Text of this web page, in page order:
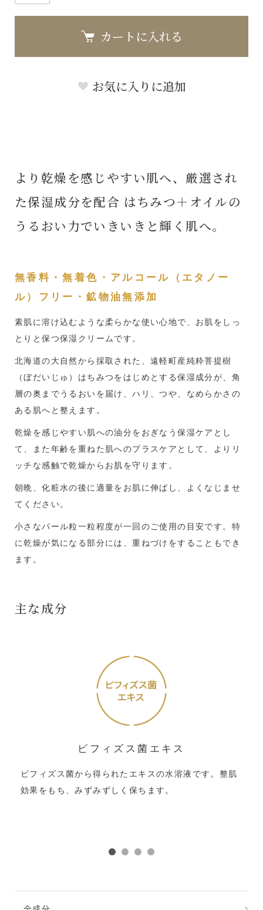
カートに入れる
お気に入りに追加
より乾燥を感じやすい肌へ、厳選され
た保湿成分を配合 はちみつ＋オイルの
うるおい力でいきいきと輝く肌へ。
無香料・無着色・アルコール（エタノー
ル）フリー・鉱物油無添加
素肌に溶け込むような柔らかな使い心地で、お肌をしっ
とりと保つ保湿クリームです。
北海道の大自然から採取された、遠軽町産純粋菩提樹
（ぼだいじゅ）はちみつをはじめとする保湿成分が、角
層の奥までうるおいを届け、ハリ、つや、なめらかさの
ある肌へと整えます。
乾燥を感じやすい肌への油分をおぎなう保湿ケアとし
て、また年齢を重ねた肌へのプラスケアとして、よりリ
ッチな感触で乾燥からお肌を守ります。
朝晩、化粧水の後に適量をお肌に伸ばし、よくなじませ
てください。
小さなパール粒一粒程度が一回のご使用の目安です。特
に乾燥が気になる部分には、重ねづけをすることもでき
ます。
主な成分
ビフィズス菌エキス
ビフィズス菌から得られたエキスの水溶液です。整肌
効果をもち、みずみずしく保ちます。